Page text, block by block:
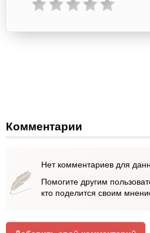
Комментарии
Нет комментариев для
Помогите другим
кто поделится своим